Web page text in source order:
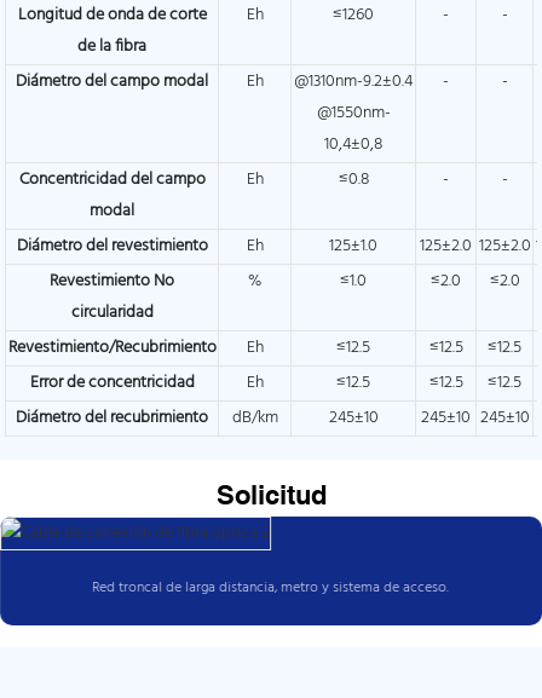
Longitud de onda de corte
de la fibra
Eh ≤1260 - -
Diámetro del campo modal Eh
@1310nm-9.2±0.4
@1550nm-
10,4±0,8
- -
Concentricidad del campo
modal
Eh ≤0.8 - -
Diámetro del revestimiento Eh 125±1.0 125±2.0 125±2.0
Revestimiento No
circularidad
% ≤1.0 ≤2.0 ≤2.0
Revestimiento/Recubrimiento Eh ≤12.5 ≤12.5
≤12.5
Error de concentricidad
Eh ≤12.5 ≤12.5
≤12.5
Diámetro del recubrimiento
dB/km 245±10 245±10 245±10
Solicitud
Red troncal de larga distancia, metro y sistema de acceso.